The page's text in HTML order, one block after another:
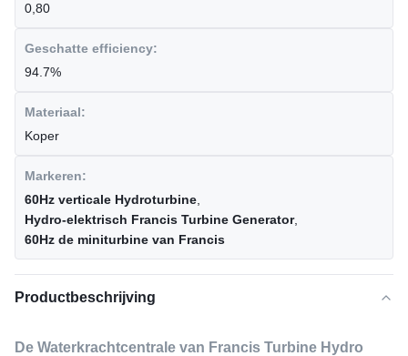
0,80
Geschatte efficiency:
94.7%
Materiaal:
Koper
Markeren:
60Hz verticale Hydroturbine
Hydro-elektrisch Francis Turbine Generator,
60Hz de miniturbine van Francis
Productbeschrijving
De Waterkrachtcentrale van Francis Turbine Hydro